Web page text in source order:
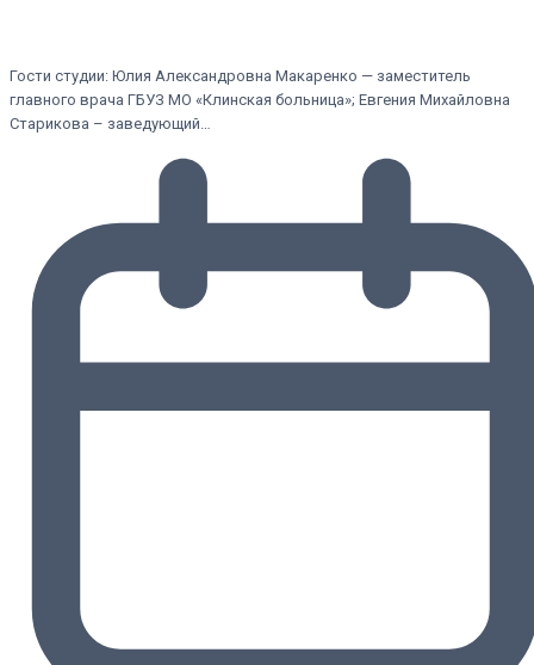
Гости студии: Юлия Александровна Макаренко — заместитель
главного врача ГБУЗ МО «Клинская больница»; Евгения Михайловна
Старикова – заведующий…